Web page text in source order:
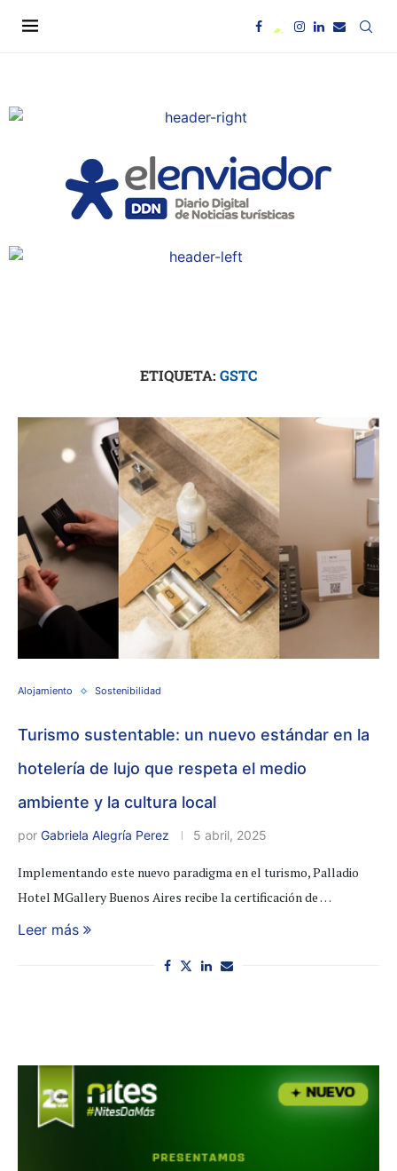
ETIQUETA: GSTC
Alojamiento Sostenibilidad
Turismo sustentable: un nuevo estándar en la
hotelería de lujo que respeta el medio
ambiente y la cultura local
por Gabriela Alegría Perez 5 abril, 2025
Implementando este nuevo paradigma en el turismo, Palladio
Hotel MGallery Buenos Aires recibe la certificación de …
Leer más